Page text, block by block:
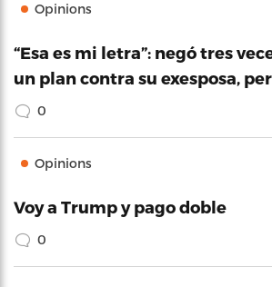
Opinions
“Esa es mi letra”: negó tres
un plan contra su exesposa,
0
Opinions
Voy a Trump y pago doble
0